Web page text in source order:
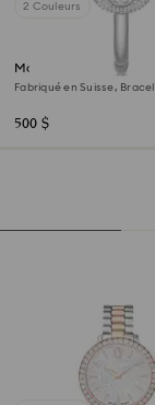
2 Couleurs
Montre Imber bangle
Fabriqué en Suisse,
500 $